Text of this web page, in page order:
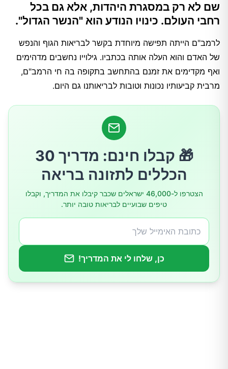
שם לא רק במסגרת היהדות, אלא גם בכל
רחבי העולם. כינויו הנודע הוא "הנשר הגדול".
לרמב"ם הייתה תפישה מיוחדת בקשר לבריאות הגוף והנפש
של האדם והוא העלה אותה בכתביו. גילוייו נחשבים מדהימים
ואף מקדימים את זמנם בהתחשב בתקופה בה חי הרמב"ם,
מרבית קביעותיו נכונות וטובות לבריאותנו גם היום.
🎁 קבלו חינם: מדריך 30
הכללים לתזונה בריאה
הצטרפו ל-46,000 ישראלים שכבר קיבלו את המדריך, וקבלו
טיפים שבועיים לבריאות טובה יותר.
כן, שלחו לי את המדריך!